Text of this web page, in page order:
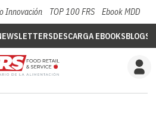
Innovación TOP 100 FRS Ebook MDD
DESCARGA EBOOKSBLOGS